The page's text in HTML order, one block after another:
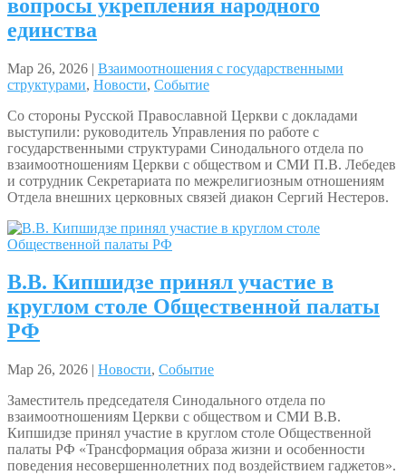
вопросы укрепления народного
единства
Мар 26, 2026 | Взаимоотношения с государственными
структурами, Новости, Событие
Со стороны Русской Православной Церкви с докладами
выступили: руководитель Управления по работе с
государственными структурами Синодального отдела по
взаимоотношениям Церкви с обществом и СМИ П.В. Лебедев
и сотрудник Секретариата по межрелигиозным отношениям
Отдела внешних церковных связей диакон Сергий Нестеров.
В.В. Кипшидзе принял участие в
круглом столе Общественной палаты
РФ
Мар 26, 2026 | Новости, Событие
Заместитель председателя Синодального отдела по
взаимоотношениям Церкви с обществом и СМИ В.В.
Кипшидзе принял участие в круглом столе Общественной
палаты РФ «Трансформация образа жизни и особенности
поведения несовершеннолетних под воздействием гаджетов».